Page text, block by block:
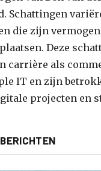
Schattingen
die zijn
Deze
carrière als
IT en zijn
projecten en